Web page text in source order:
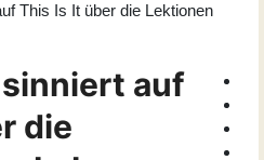
This Is It über die Lektionen
auf
die